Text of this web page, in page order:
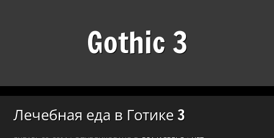
Gothic 3
Лечебная еда в Готике 3